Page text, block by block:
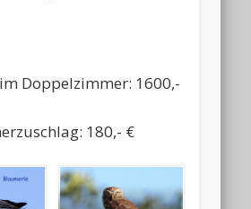
Doppelzimmer: 1600,-
180,- €